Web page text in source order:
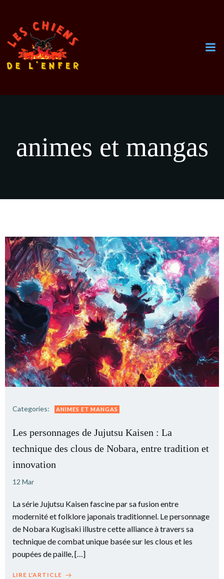
animes et mangas
Categories: ANIMES ET MANGAS
Les personnages de Jujutsu Kaisen : La
technique des clous de Nobara, entre tradition et
innovation
12 Mar
La série Jujutsu Kaisen fascine par sa fusion entre
modernité et folklore japonais traditionnel. Le personnage
de Nobara Kugisaki illustre cette alliance à travers sa
technique de combat unique basée sur les clous et les
poupées de paille, […]
LIRE L'ARTICLE